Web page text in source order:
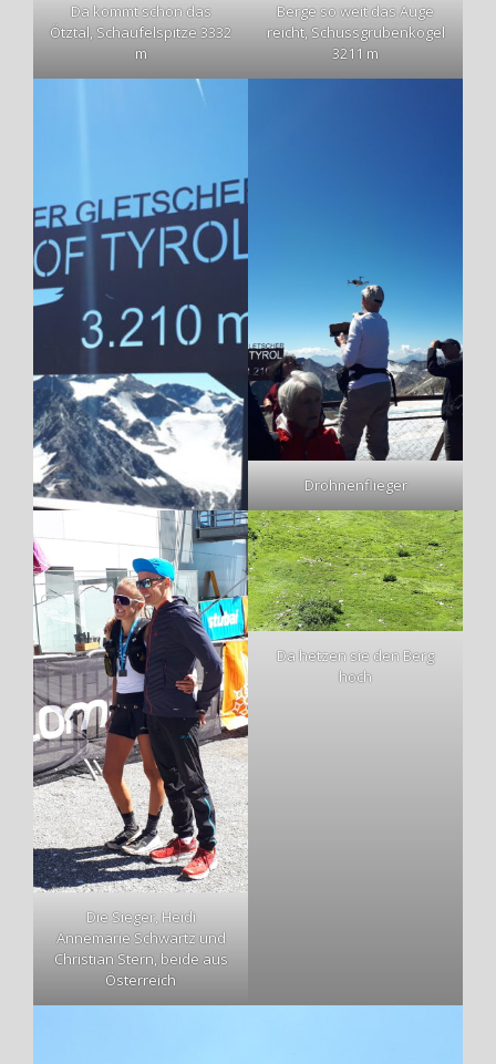
Da kommt schon das
Ötztal, Schaufelspitze 3332
m
Berge so weit das Auge
reicht, Schussgrubenkogel
3211 m
Drohnenflieger
Die Sieger, Heidi
Annemarie Schwartz und
Christian Stern, beide aus
Österreich
Da hetzen sie den Berg
hoch